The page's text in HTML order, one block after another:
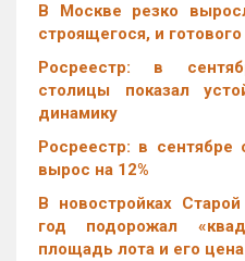
В Москве резко
строящегося, и готового
Росреестр: в
столицы показал
динамику
Росреестр: в сентябре
вырос на 12%
В новостройках
год подорожал
площадь лота и его цена